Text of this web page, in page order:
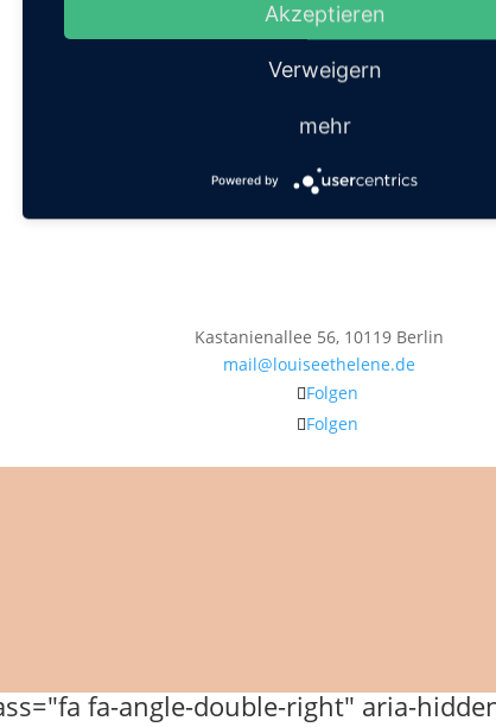
Kastanienallee 56, 10119 Berlin
mail@louiseethelene.de
Folgen
Folgen
Akzeptieren
Verweigern
mehr
Powered by